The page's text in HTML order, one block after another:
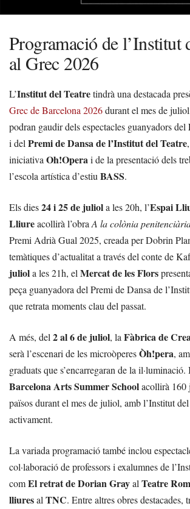
Programació de l’Institut
al Grec 2026
L’Institut del Teatretindrà una destacada
Grec de Barcelona 2026durant el mes de
podran gaudir dels espectacles guanyadors del
i del Premi de Dansa de l’Institut del Teatre
iniciativa Oh!Operai de la presentació dels
l’escola artística d’estiu BASS.
Els dies24 i 25 de juliola les 20h, l’Espai
Lliureacollirà l’obra A la colònia
Premi Adrià Gual 2025, creada per Dobrin
temàtiques d’actualitat a través del conte de
juliola les 21h, el Mercat de les Flors
peça guanyadora del Premi de Dansa de
que retrata moments clau del passat.
A més, del 2 al 6 de juliol, la Fàbrica de
serà l’escenari de les microòperesÒh!pera,
graduats que s’encarregaran de la
Barcelona Arts Summer Schoolacollirà 160
països durant el mes de juliol, amb l’Institut
activament.
La variada programació també inclou
col·laboració de professors i exalumnes de
comEl retrat de Dorian Grayal Teatre
lliuresal TNC. Entre altres obres destacades,